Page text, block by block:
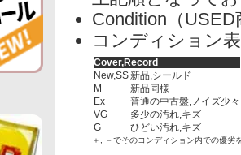
Condition（
コンディション
Cover,Record
New,SS新品,シールド
M
新品同様
Ex
普通の中古盤,ノイズ少々
VG
多少の汚れ,キズ
G
ひどい汚れ,キズ
＋, －でそのコンディション内での優劣